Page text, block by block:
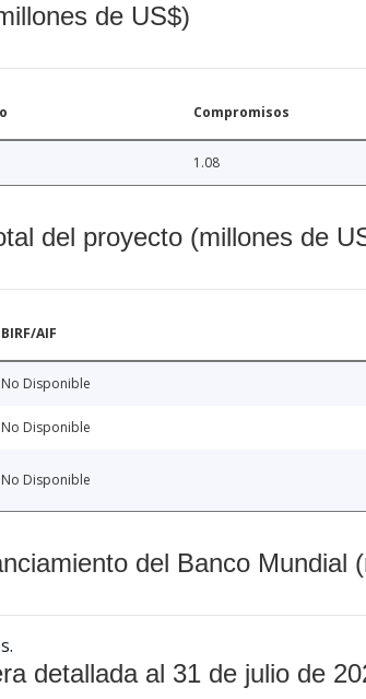
de US$)
Compromisos
1.08
del proyecto (millones de
BIRF/AIF
No Disponible
No Disponible
No Disponible
del Banco Mundial
detallada al 31 de julio de